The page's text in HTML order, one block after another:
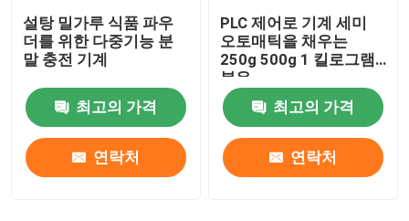
설탕 밀가루 식품 파우
더를 위한 다중기능 분
말 충전 기계
최고의 가격
연락처
PLC 제어로 기계 세미
오토매틱을 채우는
250g 500g 1 킬로그램
분유
최고의 가격
연락처